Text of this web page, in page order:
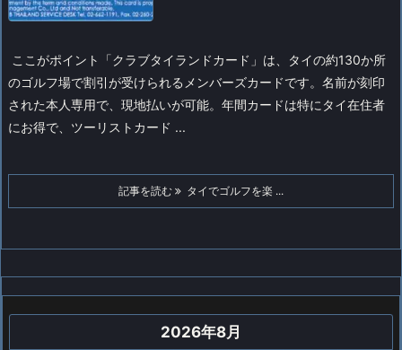
ここがポイント
「クラブタイランドカード」は、タイの約130か所
のゴルフ場で割引が受けられるメンバーズカードです。名前が刻印
された本人専用で、現地払いが可能。年間カードは特にタイ在住者
にお得で、ツーリストカード ...
記事を読む タイでゴルフを楽 ...
2026年8月